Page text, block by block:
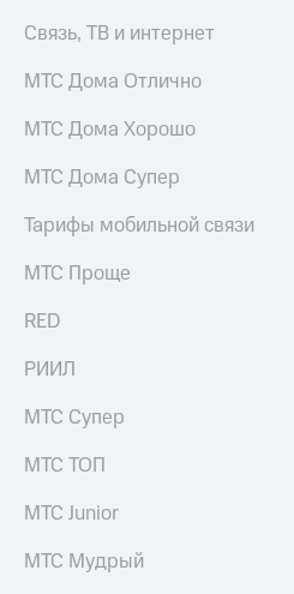
КИОН
Гудок
Мой
МТС
приложения
Финансы
онлайн
Страхование
Покупка
онлайн
Скидка 30%
МТС
МТС
Накопления
Откладывайте
деньги
пополнения
Скидка
на связь
Тарифы
Связь, ТВ и интернет
МТС Дома Отлично
МТС Дома Хорошо
МТС Дома Супер
Тарифы мобильной связи
МТС Проще
RED
РИИЛ
МТС Супер
МТС ТОП
МТС Junior
МТС Мудрый